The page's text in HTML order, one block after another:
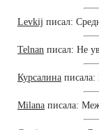
Levkij писал:
Telnan писал: Не
Курсалина
Milana писала: